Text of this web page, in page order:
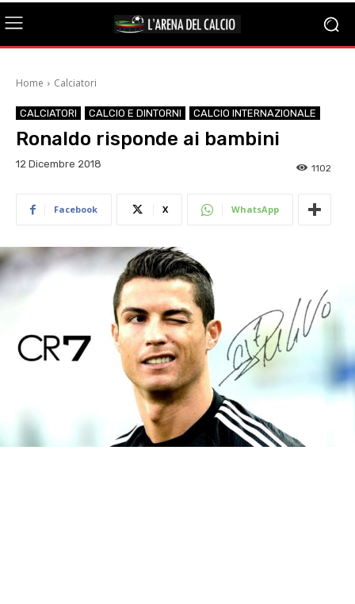
Home Calciatori
CALCIATORI CALCIO E DINTORNI CALCIO INTERNAZIONALE
Ronaldo risponde ai bambini
12 Dicembre 2018 1102
Facebook X WhatsApp